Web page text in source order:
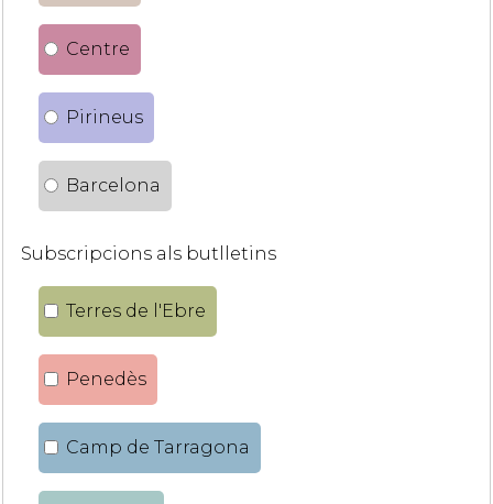
Centre
Pirineus
Barcelona
Subscripcions als butlletins
Terres de l'Ebre
Penedès
Camp de Tarragona